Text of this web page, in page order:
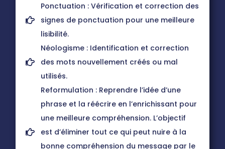
Ponctuation : Vérification et correction des
signes de ponctuation pour une meilleure
lisibilité.
Néologisme : Identification et correction
des mots nouvellement créés ou mal
utilisés.
Reformulation : Reprendre l’idée d’une
phrase et la réécrire en l’enrichissant pour
une meilleure compréhension. L’objectif
est d’éliminer tout ce qui peut nuire à la
bonne compréhension du message par le